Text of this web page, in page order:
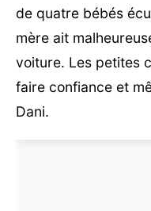
de quatre bébés
mère ait
voiture. Les petites
faire confiance et
Dani.